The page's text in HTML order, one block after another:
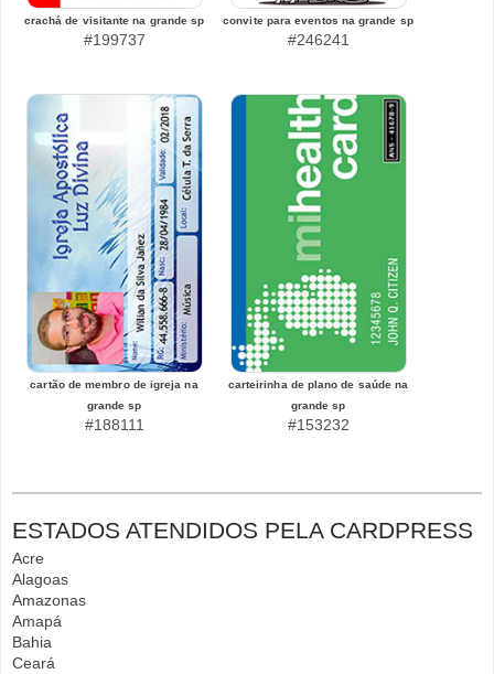
crachá de visitante na grande sp
#199737
convite para eventos na grande sp
#246241
cartão de membro de igreja na
grande sp
#188111
carteirinha de plano de saúde na
grande sp
#153232
ESTADOS ATENDIDOS PELA CARDPRESS
Acre
Alagoas
Amazonas
Amapá
Bahia
Ceará